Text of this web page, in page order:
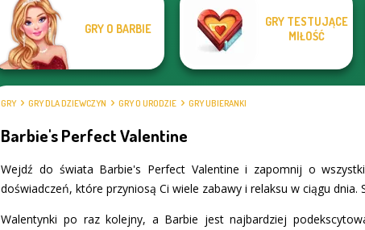
GRY O BARBIE
GRY TESTUJĄCE
MIŁOŚĆ
GRY GRY DLA DZIEWCZYN GRY O URODZIE GRY UBIERANKI
Barbie's Perfect Valentine
Wejdź do świata Barbie's Perfect Valentine i zapomnij o
doświadczeń, które przyniosą Ci wiele zabawy i relaksu w ciągu
Walentynki po raz kolejny, a Barbie jest najbardziej